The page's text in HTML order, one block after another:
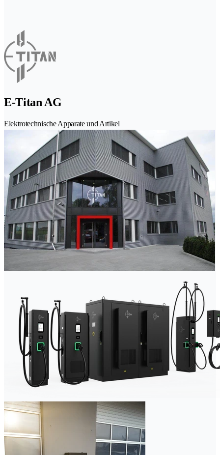
E-Titan AG
Elektrotechnische Apparate und Artikel